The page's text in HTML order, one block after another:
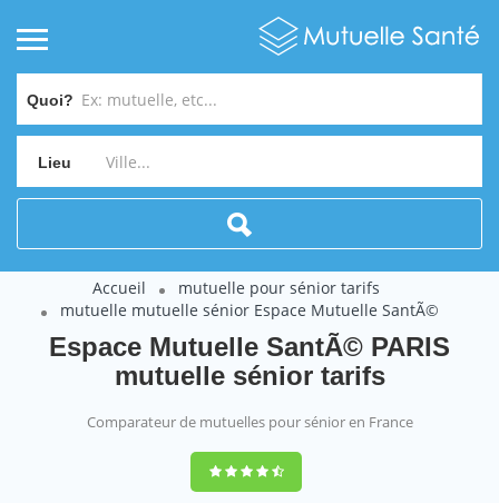
Quoi?
Lieu
Accueil
mutuelle pour sénior tarifs
mutuelle mutuelle sénior Espace Mutuelle SantÃ©
Espace Mutuelle SantÃ© PARIS
mutuelle sénior tarifs
Comparateur de mutuelles pour sénior en France